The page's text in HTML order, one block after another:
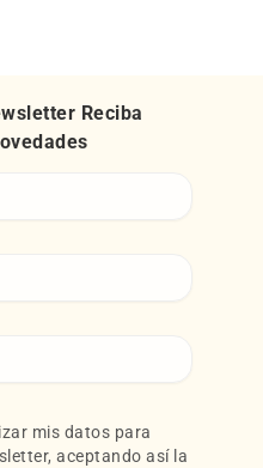
Reciba
mis datos para
aceptando así la